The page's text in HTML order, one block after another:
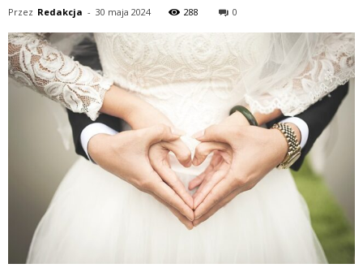
Przez Redakcja - 30 maja 2024 288 0